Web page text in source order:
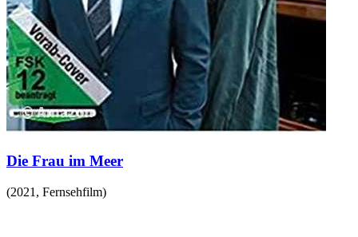
Die Frau im Meer
(2021 , Fernsehfilm)